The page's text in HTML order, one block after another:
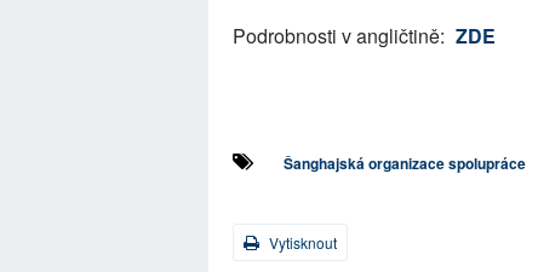
Podrobnosti v angličtině: ZDE
Šanghajská organizace spolupráce
Vytisknout